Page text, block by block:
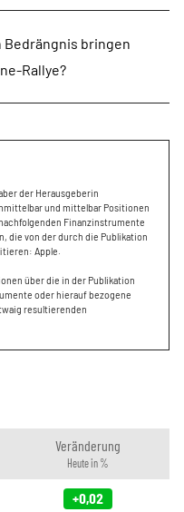
Bedrängnis bringen
Rallye?
der Herausgeberin
und mittelbar Positionen
Finanzinstrumente
die von der durch die Publikation
Apple.
über die in der Publikation
oder hierauf bezogene
resultierenden
Veränderung
Heute in %
+0,02